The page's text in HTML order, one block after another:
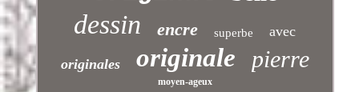
dessin encre superbe avec
originales originale pierre
moyen-ageux